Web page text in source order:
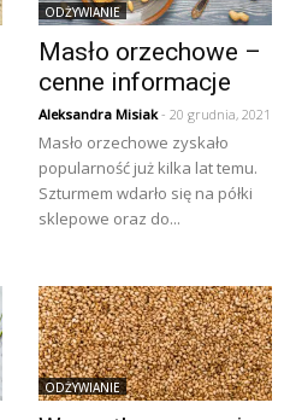
ODŻYWIANIE
Masło orzechowe –
cenne informacje
Aleksandra Misiak- 20 grudnia, 2021
Masło orzechowe zyskało
popularność już kilka lat temu.
Szturmem wdarło się na półki
sklepowe oraz do...
ODŻYWIANIE